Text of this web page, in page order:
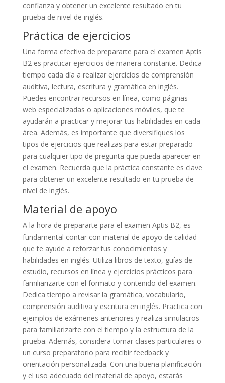
confianza y obtener un excelente resultado en tu
prueba de nivel de inglés.
Práctica de ejercicios
Una forma efectiva de prepararte para el examen Aptis
B2 es practicar ejercicios de manera constante. Dedica
tiempo cada día a realizar ejercicios de comprensión
auditiva, lectura, escritura y gramática en inglés.
Puedes encontrar recursos en línea, como páginas
web especializadas o aplicaciones móviles, que te
ayudarán a practicar y mejorar tus habilidades en cada
área. Además, es importante que diversifiques los
tipos de ejercicios que realizas para estar preparado
para cualquier tipo de pregunta que pueda aparecer en
el examen. Recuerda que la práctica constante es clave
para obtener un excelente resultado en tu prueba de
nivel de inglés.
Material de apoyo
A la hora de prepararte para el examen Aptis B2, es
fundamental contar con material de apoyo de calidad
que te ayude a reforzar tus conocimientos y
habilidades en inglés. Utiliza libros de texto, guías de
estudio, recursos en línea y ejercicios prácticos para
familiarizarte con el formato y contenido del examen.
Dedica tiempo a revisar la gramática, vocabulario,
comprensión auditiva y escritura en inglés. Practica con
ejemplos de exámenes anteriores y realiza simulacros
para familiarizarte con el tiempo y la estructura de la
prueba. Además, considera tomar clases particulares o
un curso preparatorio para recibir feedback y
orientación personalizada. Con una buena planificación
y el uso adecuado del material de apoyo, estarás